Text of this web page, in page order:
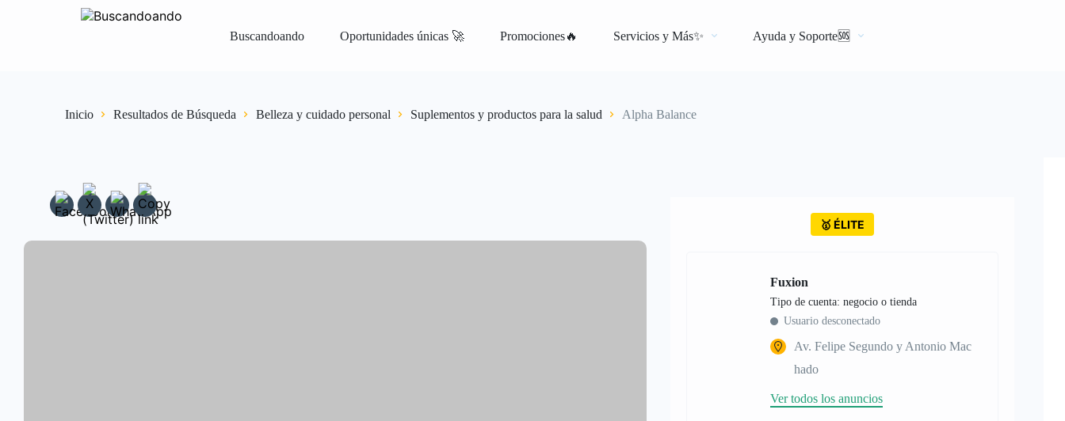
Buscandoando Oportunidades únicas 🚀 Promociones🔥 Servicios y Más✨ Ayuda y Soporte🆘
Iniciar Sesión Registrar Vender Gratis
Inicio Resultados de Búsqueda Belleza y cuidado personal Suplementos y productos para la salud Alpha Balance
🥇 ÉLITE
Fuxion
tipo de cuenta: negocio o tienda
Usuario desconectado
Av. Felipe Segundo y Antonio Mac
hado
Ver todos los anuncios